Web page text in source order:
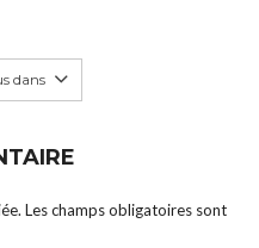
dans
Les champs obligatoires sont